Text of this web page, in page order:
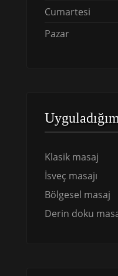
Cumartesi
Pazar
Klasik masaj
İsveç masajı
Bölgesel masaj
Derin doku